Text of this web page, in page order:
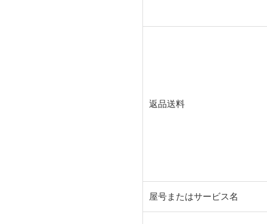
返品送料
屋号またはサービス名